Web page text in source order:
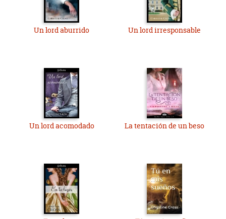
Un lord aburrido Un lord irresponsable
Un lord acomodado La tentación de un beso